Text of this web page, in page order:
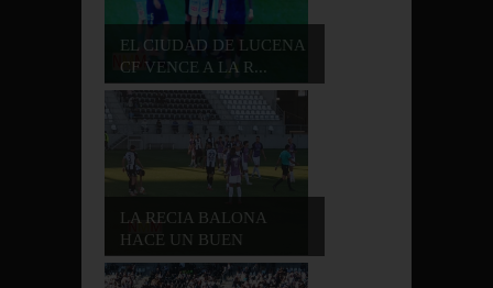
EL CIUDAD DE LUCENA
CF VENCE A LA R...
LA RECIA BALONA
HACE UN BUEN
PARTID...